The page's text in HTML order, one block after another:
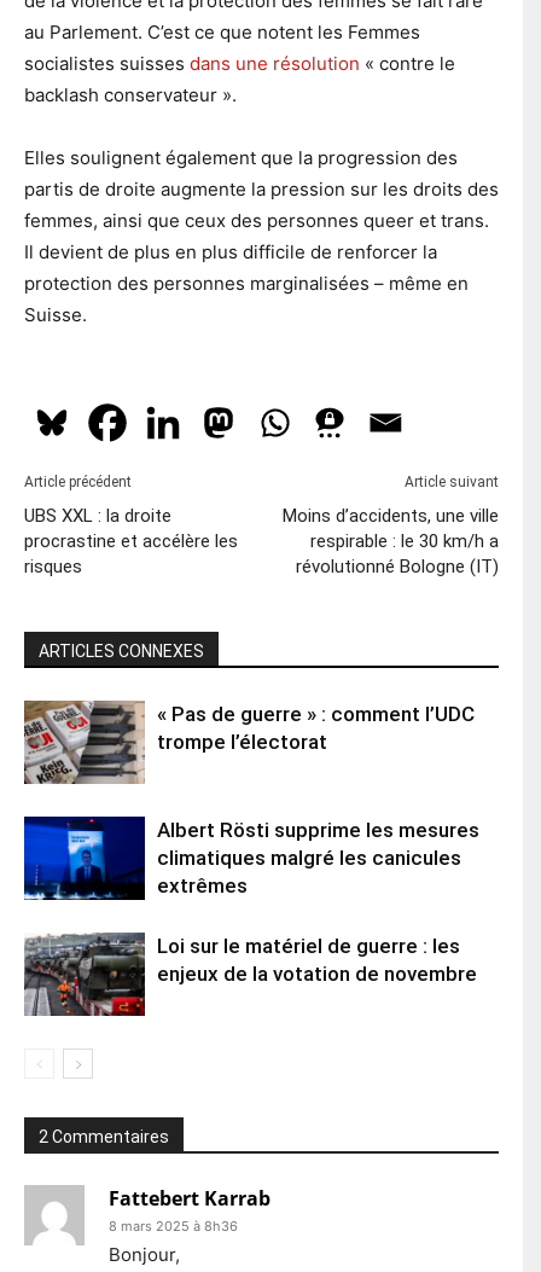
au Parlement. C’est ce que notent les Femmes
socialistes suisses dans une résolution « contre le
backlash conservateur ».
Elles soulignent également que la progression des
partis de droite augmente la pression sur les droits des
femmes, ainsi que ceux des personnes queer et trans.
Il devient de plus en plus difficile de renforcer la
protection des personnes marginalisées – même en
Suisse.
Article précédent
UBS XXL : la droite
procrastine et accélère les
risques
Article suivant
Moins d’accidents, une ville
respirable : le 30 km/h a
révolutionné Bologne (IT)
ARTICLES CONNEXES
« Pas de guerre » : comment l’UDC
trompe l’électorat
Albert Rösti supprime les mesures
climatiques malgré les canicules
extrêmes
Loi sur le matériel de guerre : les
enjeux de la votation de novembre
2 Commentaires
Fattebert Karrab
8 mars 2025 à 8h36
Bonjour,